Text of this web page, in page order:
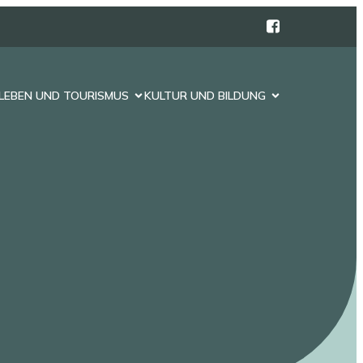
UND TOURISMUS KULTUR UND BILDUNG